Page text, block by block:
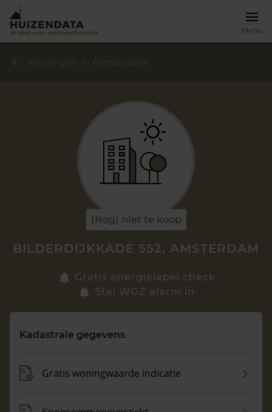
Menu
Zoek een woning
Maandag t/m vrijdag - 08:00 -18:00
Woningen in Amsterdam
(Nog) niet te koop
BILDERDIJKKADE 552, AMSTERDAM
Gratis energielabel check
Stel WOZ alarm in
Kadastrale gegevens
Gratis woningwaarde indicatie